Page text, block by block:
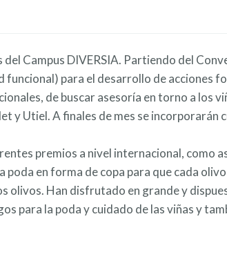
Campus DIVERSIA. Partiendo del
para el desarrollo de acciones
de buscar asesoría en torno a los
y Utiel. A finales de mes se incorporarán
premios a nivel internacional, como
en forma de copa para que cada
Han disfrutado en grande y
la poda y cuidado de las viñas y